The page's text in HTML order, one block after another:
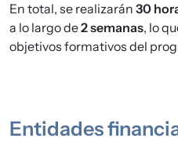
En total, se realizarán 30
a lo largo de2 semanas, lo
objetivos formativos del
Entidades